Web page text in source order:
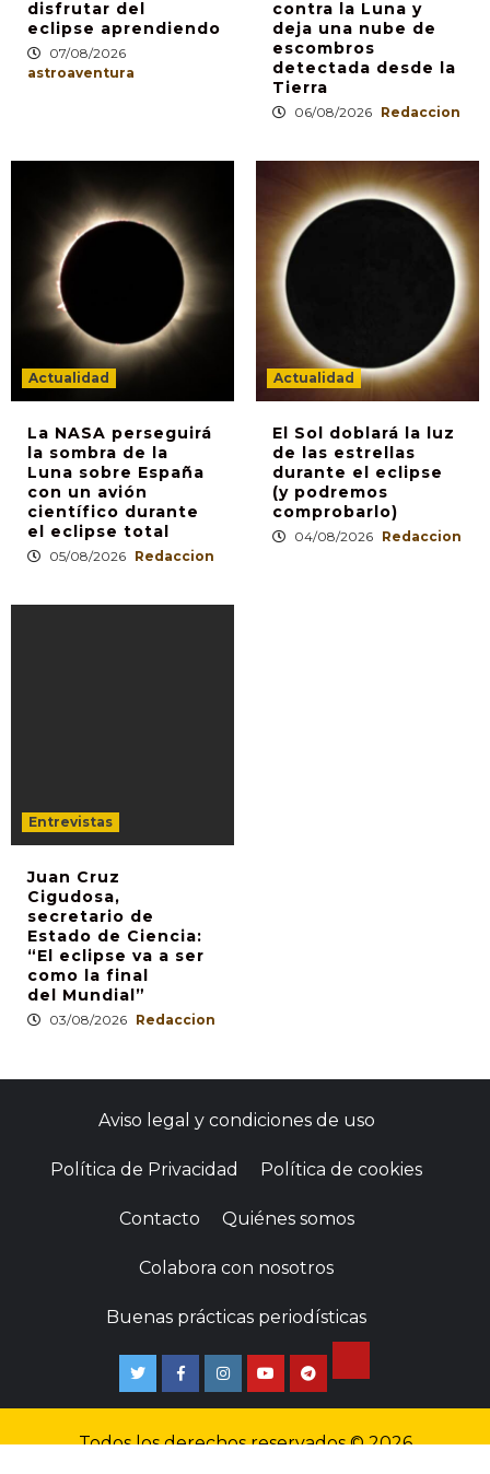
disfrutar del
eclipse aprendiendo
07/08/2026
astroaventura
contra la Luna y
deja una nube de
escombros
detectada desde la
Tierra
06/08/2026 Redaccion
Actualidad
La NASA perseguirá
la sombra de la
Luna sobre España
con un avión
científico durante
el eclipse total
05/08/2026 Redaccion
Actualidad
El Sol doblará la luz
de las estrellas
durante el eclipse
(y podremos
comprobarlo)
04/08/2026 Redaccion
Entrevistas
Juan Cruz
Cigudosa,
secretario de
Estado de Ciencia:
“El eclipse va a ser
como la final
del Mundial”
03/08/2026 Redaccion
Aviso legal y condiciones de uso
Política de Privacidad Política de cookies
Contacto Quiénes somos
Colabora con nosotros
Buenas prácticas periodísticas
Todos los derechos reservados © 2026